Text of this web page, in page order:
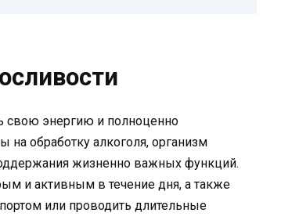
свою энергию и полноценно
на обработку алкоголя, организм
жизненно важных функций.
и активным в течение дня, а также
или проводить длительные